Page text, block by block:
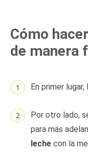
Cómo
de manera
En primer
Por otro lado,
para más
leche con la